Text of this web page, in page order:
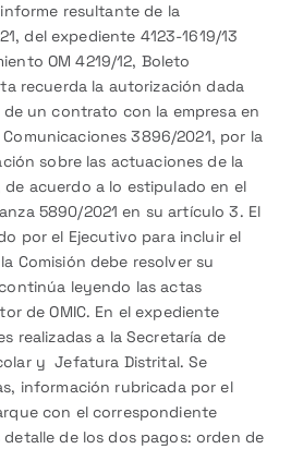
resultante de la
del expediente 4123-1619/13
OM 4219/12, Boleto
recuerda la autorización dada
de un contrato con la empresa en
3896/2021, por la
sobre las actuaciones de la
de acuerdo a lo estipulado en el
5890/2021 en su artículo 3. El
por el Ejecutivo para incluir el
Comisión debe resolver su
leyendo las actas
de OMIC. En el expediente
realizadas a la Secretaría de
y Jefatura Distrital. Se
información rubricada por el
con el correspondiente
de los dos pagos: orden de